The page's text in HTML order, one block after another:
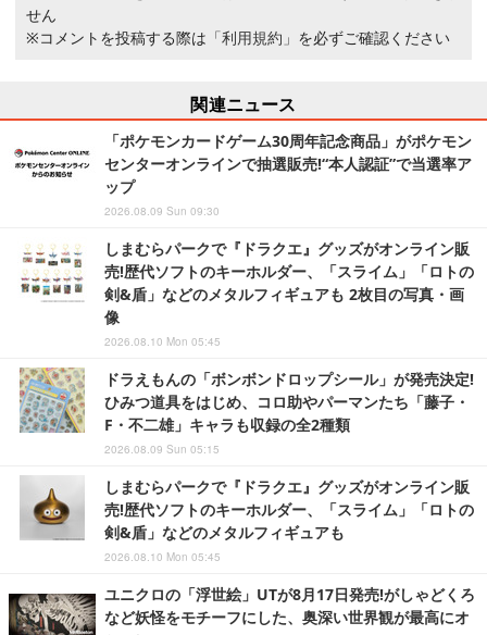
せん
※コメントを投稿する際は 「利用規約」 を必ずご確認ください
関連ニュース
「ポケモンカードゲーム30周年記念商品」がポケモン
センターオンラインで抽選販売!“本人認証”で当選率ア
ップ
2026.08.09 Sun 09:30
しまむらパークで『ドラクエ』グッズがオンライン販
売!歴代ソフトのキーホルダー、「スライム」「ロトの
剣&盾」などのメタルフィギュアも 2枚目の写真・画
像
2026.08.10 Mon 05:45
ドラえもんの「ボンボンドロップシール」が発売決定!
ひみつ道具をはじめ、コロ助やパーマンたち「藤子・
F・不二雄」キャラも収録の全2種類
2026.08.09 Sun 05:15
しまむらパークで『ドラクエ』グッズがオンライン販
売!歴代ソフトのキーホルダー、「スライム」「ロトの
剣&盾」などのメタルフィギュアも
2026.08.10 Mon 05:45
ユニクロの「浮世絵」UTが8月17日発売!がしゃどくろ
など妖怪をモチーフにした、奥深い世界観が最高にオ